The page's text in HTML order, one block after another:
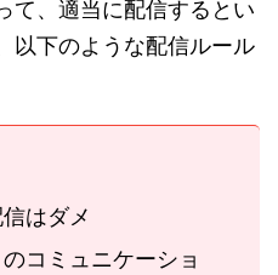
て、適当に配信するとい
以下のような配信ルール
はダメ
コミュニケーショ